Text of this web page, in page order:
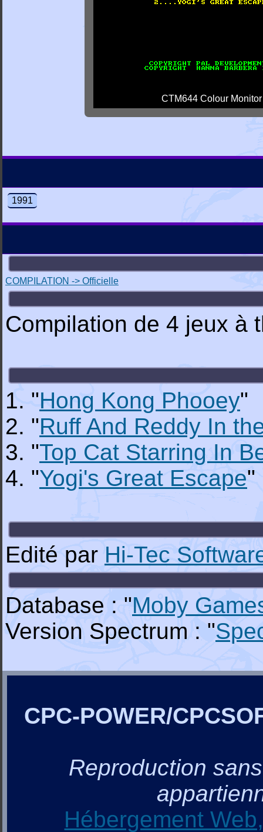
CTM644 Colour Monitor
1991
COMPILATION -> Officielle
Compilation de 4 jeux à
1. "Hong Kong Phooey"
2. "Ruff And Reddy In
3. "Top Cat Starring In
4. "Yogi's Great Escape"
Edité par Hi-Tec
Database : "Moby
Version Spectrum : "
CPC-POWER/
Reproduction
Hébergement